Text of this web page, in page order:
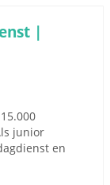
|
junior
en